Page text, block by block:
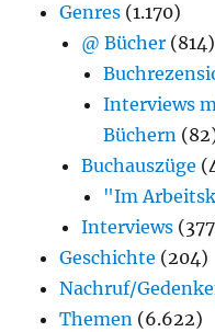
Genres (1.170)
@ Bücher (814)
Interviews
Büchern
Buchauszüge
"Im
Interviews
Geschichte (204)
Nachruf/
Themen (6.622)